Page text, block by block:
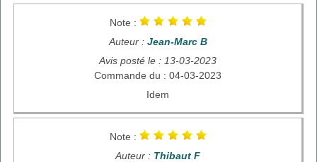
Note :
Auteur : Jean-Marc B
Avis posté le : 13-03-2023
Commande du : 04-03-2023
Idem
Note :
Auteur : Thibaut F